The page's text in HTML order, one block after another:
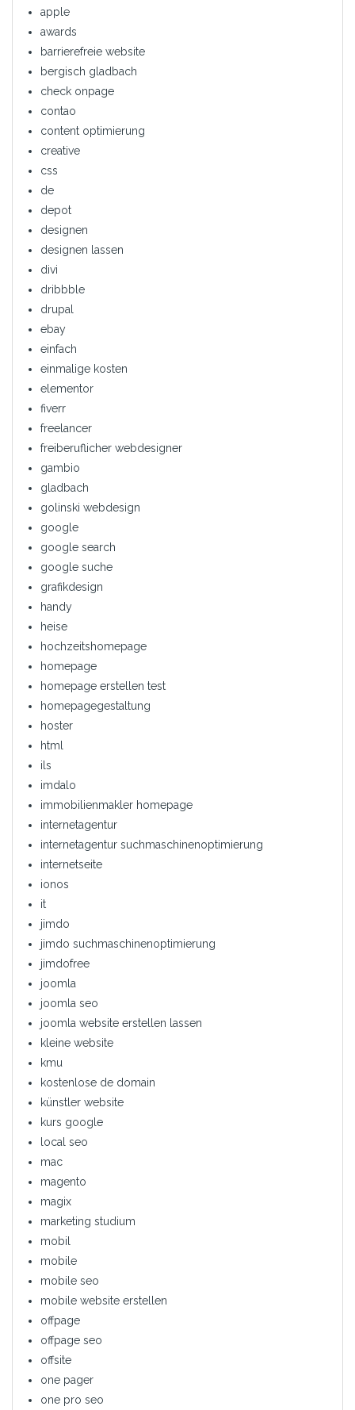
apple
awards
barrierefreie website
bergisch gladbach
check onpage
contao
content optimierung
creative
css
de
depot
designen
designen lassen
divi
dribbble
drupal
ebay
einfach
einmalige kosten
elementor
fiverr
freelancer
freiberuflicher webdesigner
gambio
gladbach
golinski webdesign
google
google search
google suche
grafikdesign
handy
heise
hochzeitshomepage
homepage
homepage erstellen test
homepagegestaltung
hoster
html
ils
imdalo
immobilienmakler homepage
internetagentur
internetagentur suchmaschinenoptimierung
internetseite
ionos
it
jimdo
jimdo suchmaschinenoptimierung
jimdofree
joomla
joomla seo
joomla website erstellen lassen
kleine website
kmu
kostenlose de domain
künstler website
kurs google
local seo
mac
magento
magix
marketing studium
mobil
mobile
mobile seo
mobile website erstellen
offpage
offpage seo
offsite
one pager
one pro seo